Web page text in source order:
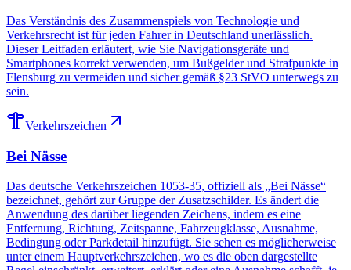
Das Verständnis des Zusammenspiels von Technologie und
Verkehrsrecht ist für jeden Fahrer in Deutschland unerlässlich.
Dieser Leitfaden erläutert, wie Sie Navigationsgeräte und
Smartphones korrekt verwenden, um Bußgelder und Strafpunkte in
Flensburg zu vermeiden und sicher gemäß §23 StVO unterwegs zu
sein.
Verkehrszeichen
Bei Nässe
Das deutsche Verkehrszeichen 1053-35, offiziell als „Bei Nässe“
bezeichnet, gehört zur Gruppe der Zusatzschilder. Es ändert die
Anwendung des darüber liegenden Zeichens, indem es eine
Entfernung, Richtung, Zeitspanne, Fahrzeugklasse, Ausnahme,
Bedingung oder Parkdetail hinzufügt. Sie sehen es möglicherweise
unter einem Hauptverkehrszeichen, wo es die oben dargestellte